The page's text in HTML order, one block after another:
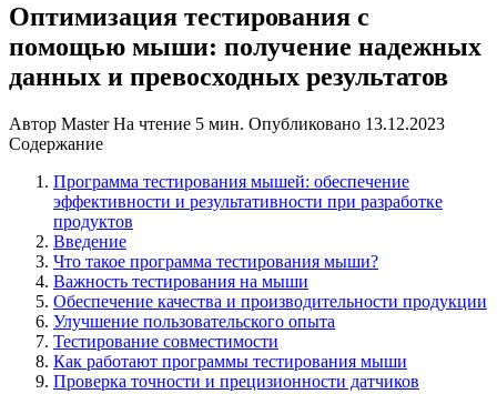
Оптимизация тестирования с
помощью мыши: получение надежных
данных и превосходных результатов
Автор Master На чтение 5 мин. Опубликовано 13.12.2023
Содержание
Программа тестирования мышей: обеспечение
эффективности и результативности при разработке
продуктов
Введение
Что такое программа тестирования мыши?
Важность тестирования на мыши
Обеспечение качества и производительности продукции
Улучшение пользовательского опыта
Тестирование совместимости
Как работают программы тестирования мыши
Проверка точности и прецизионности датчиков